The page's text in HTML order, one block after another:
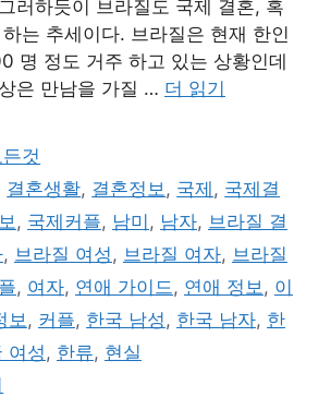
러하듯이 브라질도 국제 결혼, 혹
는 추세이다. 브라질은 현재 한인
명 정도 거주 하고 있는 상황인데
은 만남을 가질 … 더 읽기
것
결혼생활, 결혼정보 , 국제 , 국제결
, 국제커플, 남미 , 남자, 브라질 결
, 브라질 여성 , 브라질 여자, 브라질
, 여자, 연애 가이드 , 연애 정보 , 이
보 , 커플, 한국 남성 , 한국 남자, 한
여성 , 한류, 현실